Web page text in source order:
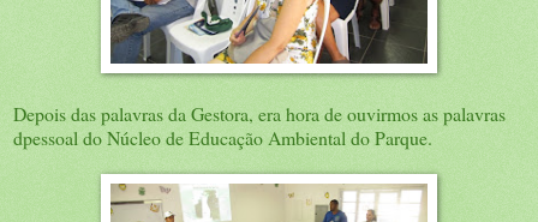
Depois das palavras da Gestora, era hora de ouvirmos as palavras
dpessoal do Núcleo de Educação Ambiental do Parque.